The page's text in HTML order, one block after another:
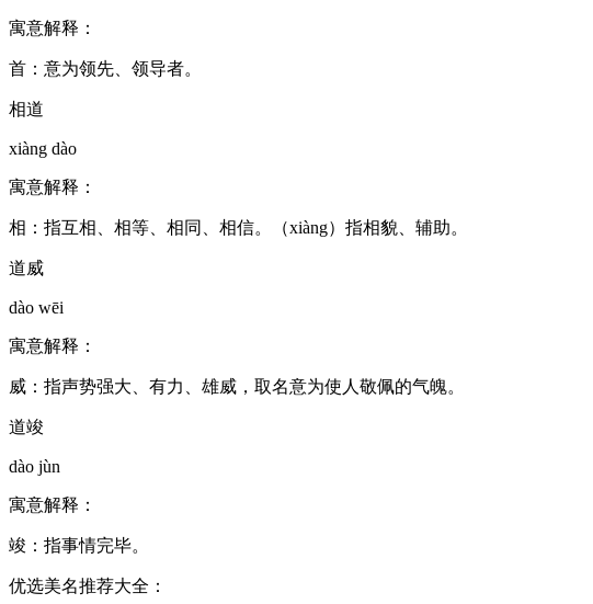
寓意解释：
首：意为领先、领导者。
相道
xiàng dào
寓意解释：
相：指互相、相等、相同、相信。（xiàng）指相貌、辅助。
道威
dào wēi
寓意解释：
威：指声势强大、有力、雄威，取名意为使人敬佩的气魄。
道竣
dào jùn
寓意解释：
竣：指事情完毕。
优选美名推荐大全：